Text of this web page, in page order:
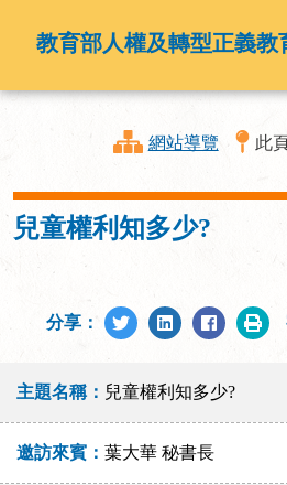
教育部人權及轉型正義教
網站導覽 此
兒童權利知多少?
分享：
主題名稱： 兒童權利知多少?
邀訪來賓：葉大華 秘書長